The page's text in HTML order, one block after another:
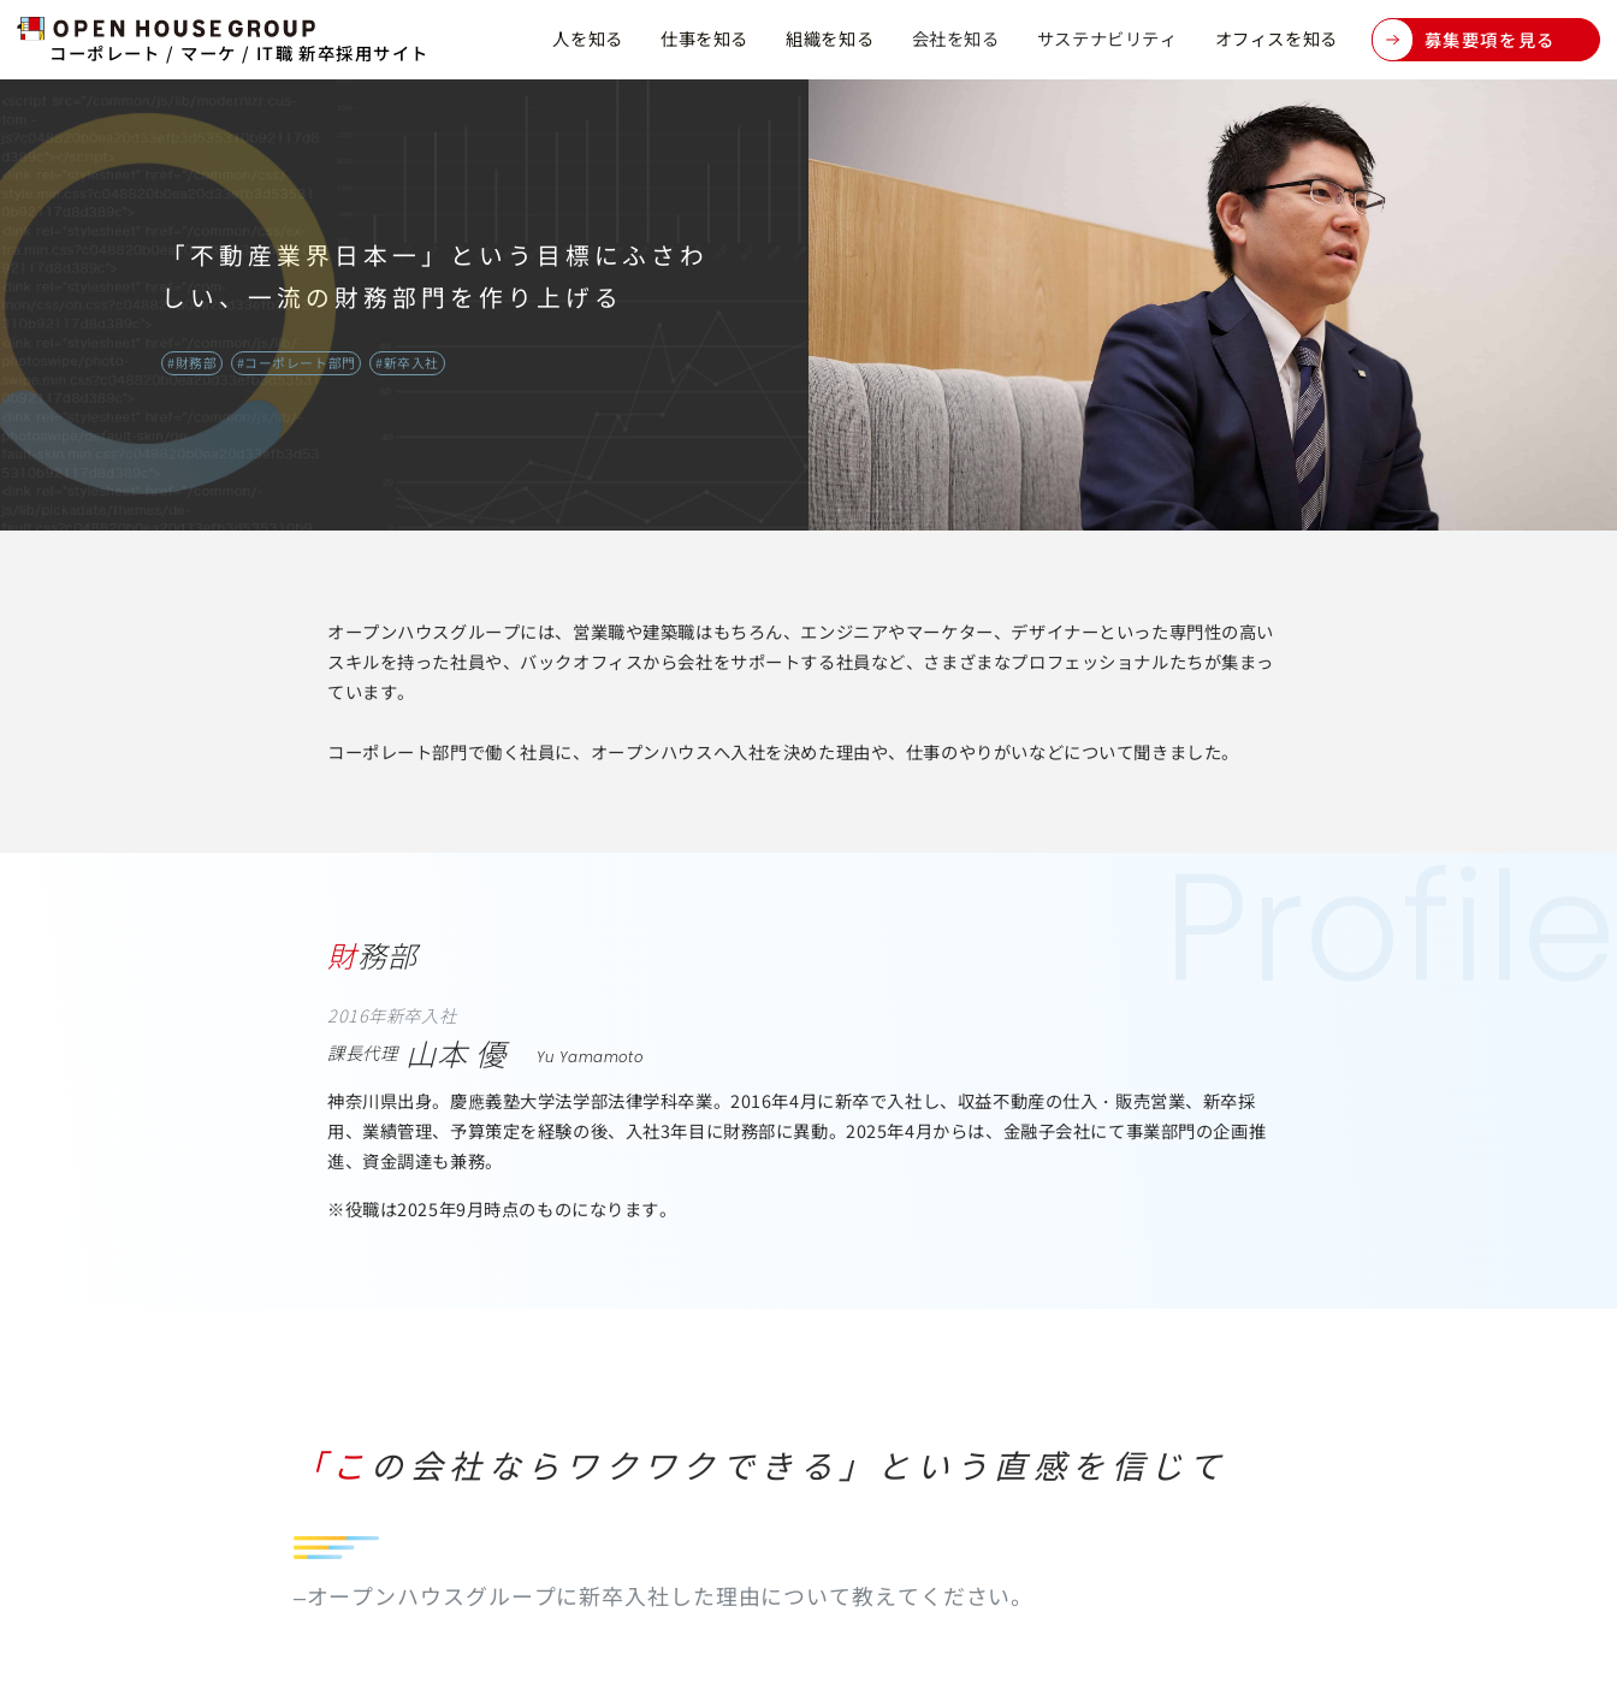
コーポレート / マーケ / IT職 新卒採用サイト
人を知る 仕事を知る 組織を知る 会社を知る サステナビリティ オフィスを知る 募集要項を見る
「不動産業界日本一」という目標にふさわ
しい、一流の財務部門を作り上げる
#財務部 #コーポレート部門 #新卒入社
オープンハウスグループには、営業職や建築職はもちろん、エンジニアやマーケター、デザイナーといった専門性の高い
スキルを持った社員や、バックオフィスから会社をサポートする社員など、さまざまなプロフェッショナルたちが集まっ
ています。
コーポレート部門で働く社員に、オープンハウスへ入社を決めた理由や、仕事のやりがいなどについて聞きました。
財務部
2016年新卒入社
課長代理 山本 優 Yu Yamamoto
神奈川県出身。慶應義塾大学法学部法律学科卒業。2016年4月に新卒で入社し、収益不動産の仕入・販売営業、新卒採
用、業績管理、予算策定を経験の後、入社3年目に財務部に異動。2025年4月からは、金融子会社にて事業部門の企画推
進、資金調達も兼務。
※役職は2025年9月時点のものになります。
「この会社ならワクワクできる」という直感を信じて
–オープンハウスグループに新卒入社した理由について教えてください。